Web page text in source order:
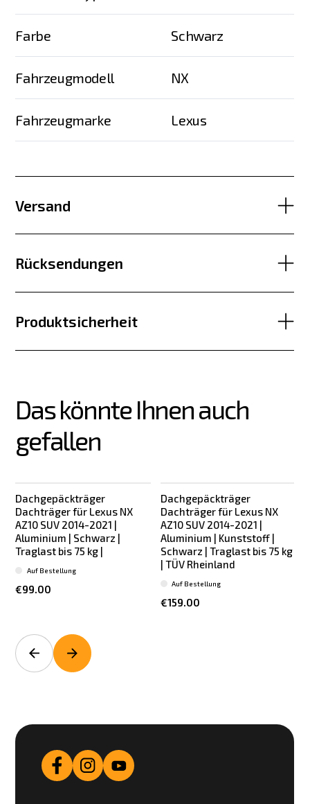
Farbe Schwarz
Fahrzeugmodell NX
Fahrzeugmarke Lexus
Versand
Rücksendungen
Produktsicherheit
Das könnte Ihnen auch
gefallen
Dachgepäckträger
Dachträger für Lexus NX
AZ10 SUV 2014-2021 |
Aluminium | Schwarz |
Traglast bis 75 kg |
€99.00
Auf Bestellung
Dachgepäckträger
Dachträger für Lexus NX
AZ10 SUV 2014-2021 |
Aluminium | Kunststoff |
Schwarz | Traglast bis 75 kg
| TÜV Rheinland
€159.00
Auf Bestellung